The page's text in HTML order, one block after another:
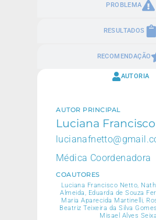
PROBLEMA
RESULTADOS
RECOMENDAÇÃO
AUTORIA
AUTOR PRINCIPAL
Luciana
Médica Coordenadora
COAUTORES
Luciana Francisco Netto,
Almeida, Eduarda de Souza
Maria Aparecida Martinelli,
Beatriz Teixeira da Silva
Misael Alves